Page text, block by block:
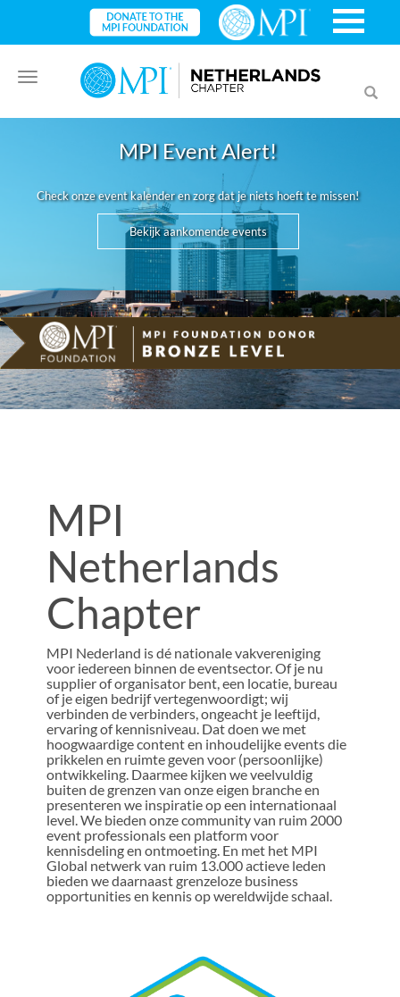
Toggle
navigation
MPI Event Alert!
Check onze event kalender en zorg dat je niets hoeft te missen!
Bekijk aankomende events
MPI
Netherlands
Chapter
MPI Nederland is dé nationale vakvereniging
voor iedereen binnen de eventsector. Of je nu
supplier of organisator bent, een locatie, bureau
of je eigen bedrijf vertegenwoordigt; wij
verbinden de verbinders, ongeacht je leeftijd,
ervaring of kennisniveau. Dat doen we met
hoogwaardige content en inhoudelijke events die
prikkelen en ruimte geven voor (persoonlijke)
ontwikkeling. Daarmee kijken we veelvuldig
buiten de grenzen van onze eigen branche en
presenteren we inspiratie op een internationaal
level. We bieden onze community van ruim 2000
event professionals een platform voor
kennisdeling en ontmoeting. En met het MPI
Global netwerk van ruim 13.000 actieve leden
bieden we daarnaast grenzeloze business
opportunities en kennis op wereldwijde schaal.